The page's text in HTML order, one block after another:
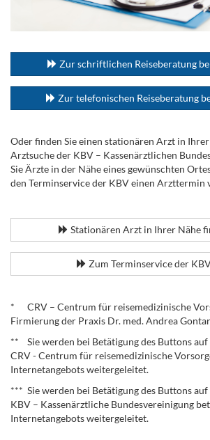
Zur schriftlichen Reiseberatung
Zur telefonischen Reiseberatung
Oder finden Sie einen stationären Arzt in
Arztsuche der KBV – Kassenärztlichen
Sie Ärzte in der Nähe eines gewünschten
den Terminservice der KBV einen Arzttermin
Stationären Arzt in Ihrer Nähe
Zum Terminservice der
* CRV – Centrum für reisemedizinische
Firmierung der Praxis Dr. med. Andrea
** Sie werden bei Betätigung des Buttons auf
CRV - Centrum für reisemedizinische
Internetangebots weitergeleitet.
*** Sie werden bei Betätigung des Buttons auf
KBV – Kassenärztliche Bundesvereinigung
Internetangebots weitergeleitet.